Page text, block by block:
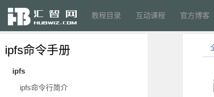
教程目录 互动课程 官方博客
ipfs命令手册
ipfs
ipfs命令行简介